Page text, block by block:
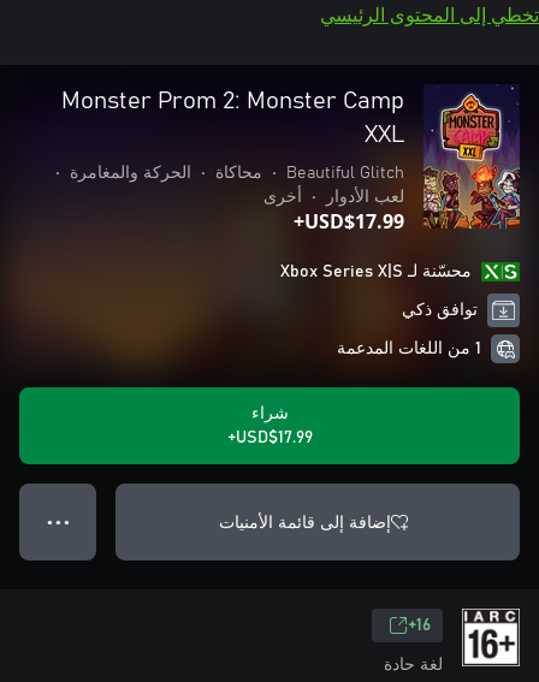
تخطي إلى المحتوى الرئيسي
Monster Prom 2: Monster Camp
XXL
Beautiful Glitch
• محاكاة • الحركة والمغامرة
•
لعب الأدوار
• أخرى
USD$17.99+
محسّنة لـ Xbox Series X|S
توافق ذكي
1 من اللغات المدعمة
شراء
USD$17.99+
إضافة إلى قائمة الأمنيات ● ● ●
16+
لغة حادة